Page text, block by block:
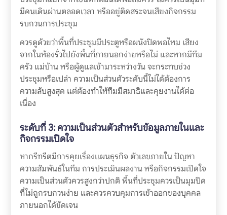
มีคนเดินผ่านตลอดเวลา หรืออยู่ติดสระจนเสียงกิจกรรม
รบกวนการประชุม
ควรดูด้วยว่าพื้นที่ประชุมมีประตูหรือผนังปิดพอไหม เสียง
จากในห้องรั่วไปยังพื้นที่ภายนอกง่ายหรือไม่ และหากมีทีม
ครัว แม่บ้าน หรือผู้ดูแลเข้ามาระหว่างวัน จะกระทบช่วง
ประชุมหรือเปล่า ความเป็นส่วนตัวระดับนี้ไม่ได้ต้องการ
ความลับสูงสุด แต่ต้องทำให้ทีมมีสมาธิและคุยงานได้ต่อ
เนื่อง
ระดับที่ 3: ความเป็นส่วนตัวสำหรับข้อมูลภายในและ
กิจกรรมเปิดใจ
หากรีทรีตมีการคุยเรื่องแผนธุรกิจ ตัวเลขภายใน ปัญหา
ความสัมพันธ์ในทีม การประเมินผลงาน หรือกิจกรรมเปิดใจ
ความเป็นส่วนตัวควรสูงกว่าปกติ พื้นที่ประชุมควรเป็นมุมปิด
ที่ไม่ถูกรบกวนง่าย และควรควบคุมการเข้าออกของบุคคล
ภายนอกได้ชัดเจน